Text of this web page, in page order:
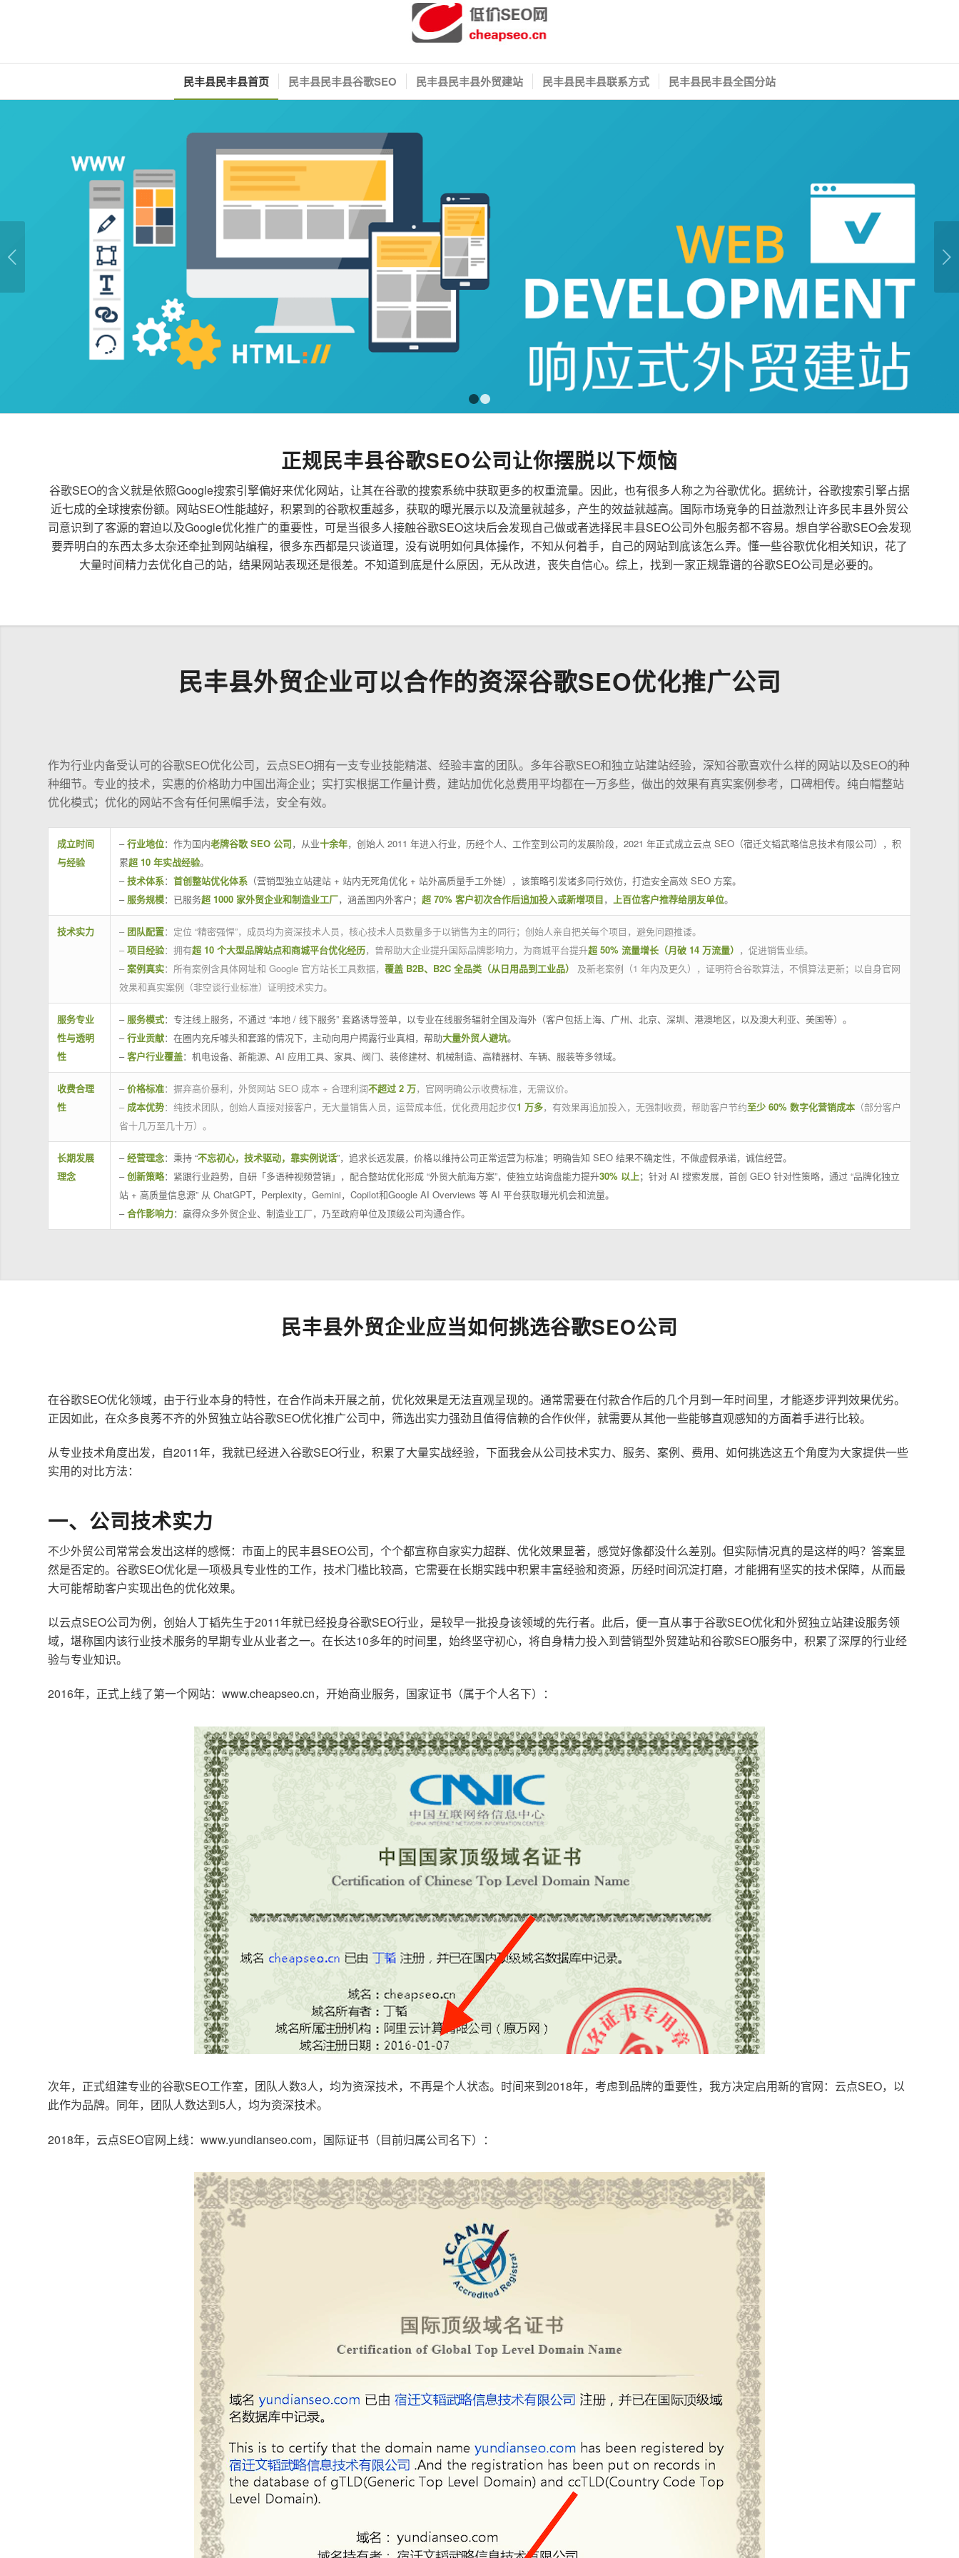
民丰县民丰县首页 民丰县民丰县谷歌SEO 民丰县民丰县外贸建站 民丰县民丰县联系方式 民丰县民丰县全国分站
下一页
正规民丰县谷歌SEO公司让你摆脱以下烦恼
谷歌SEO的含义就是依照Google搜索引擎偏好来优化网站，让其在谷歌的搜索系统中获取更多的权重流量。因此，也有很多人称之为谷歌优化。据统计，谷歌搜索引擎占据
近七成的全球搜索份额。网站SEO性能越好，积累到的谷歌权重越多，获取的曝光展示以及流量就越多，产生的效益就越高。国际市场竞争的日益激烈让许多民丰县外贸公
司意识到了客源的窘迫以及Google优化推广的重要性，可是当很多人接触谷歌SEO这块后会发现自己做或者选择民丰县SEO公司外包服务都不容易。想自学谷歌SEO会发现
要弄明白的东西太多太杂还牵扯到网站编程，很多东西都是只谈道理，没有说明如何具体操作，不知从何着手，自己的网站到底该怎么弄。懂一些谷歌优化相关知识，花了
大量时间精力去优化自己的站，结果网站表现还是很差。不知道到底是什么原因，无从改进，丧失自信心。综上，找到一家正规靠谱的谷歌SEO公司是必要的。
民丰县外贸企业可以合作的资深谷歌SEO优化推广公司
作为行业内备受认可的谷歌SEO优化公司，云点SEO拥有一支专业技能精湛、经验丰富的团队。多年谷歌SEO和独立站建站经验，深知谷歌喜欢什么样的网站以及SEO的种
种细节。专业的技术，实惠的价格助力中国出海企业；实打实根据工作量计费，建站加优化总费用平均都在一万多些，做出的效果有真实案例参考，口碑相传。纯白帽整站
优化模式；优化的网站不含有任何黑帽手法，安全有效。
成立时间
与经验
–行业地位：作为国内老牌谷歌 SEO 公司，从业十余年，创始人 2011 年进入行业，历经个人、工作室到公司的发展阶段，2021 年正式成立云点 SEO（宿迁文韬武略信息技术有限公司），积
累超 10 年实战经验。
–技术体系： 首创整站优化体系 （营销型独立站建站 + 站内无死角优化 + 站外高质量手工外链），该策略引发诸多同行效仿，打造安全高效 SEO 方案。
– 服务规模：已服务超 1000 家外贸企业和制造业工厂，涵盖国内外客户； 超 70% 客户初次合作后追加投入或新增项目， 上百位客户推荐给朋友单位。
技术实力 – 团队配置：定位 “精密强悍”，成员均为资深技术人员，核心技术人员数量多于以销售为主的同行；创始人亲自把关每个项目，避免问题推诿。
– 项目经验：拥有超 10 个大型品牌站点和商城平台优化经历，曾帮助大企业提升国际品牌影响力，为商城平台提升超 50% 流量增长（月破 14 万流量） ，促进销售业绩。
– 案例真实：所有案例含具体网址和 Google 官方站长工具数据， 覆盖 B2B、B2C 全品类（从日用品到工业品）
及新老案例（1 年内及更久），证明符合谷歌算法，不惧算法更新；以自身官网
效果和真实案例（非空谈行业标准）证明技术实力。
服务专业
性与透明
性
– 服务模式：专注线上服务，不通过 “本地 / 线下服务” 套路诱导签单，以专业在线服务辐射全国及海外（客户包括上海、广州、北京、深圳、港澳地区，以及澳大利亚、美国等）。
–行业贡献：在圈内充斥噱头和套路的情况下，主动向用户揭露行业真相，帮助大量外贸人避坑。
–客户行业覆盖：机电设备、新能源、AI 应用工具、家具、阀门、装修建材、机械制造、高精器材、车辆、服装等多领域。
收费合理
性
– 价格标准：摒弃高价暴利，外贸网站 SEO 成本 + 合理利润不超过 2 万，官网明确公示收费标准，无需议价。
– 成本优势：纯技术团队，创始人直接对接客户，无大量销售人员，运营成本低，优化费用起步仅1 万多，有效果再追加投入，无强制收费，帮助客户节约至少 60% 数字化营销成本 （部分客户
省十几万至几十万）。
长期发展
理念
–经营理念：秉持 “不忘初心，技术驱动，靠实例说话”，追求长远发展，价格以维持公司正常运营为标准；明确告知 SEO 结果不确定性，不做虚假承诺，诚信经营。
–创新策略：紧跟行业趋势，自研「多语种视频营销」，配合整站优化形成 “外贸大航海方案”，使独立站询盘能力提升30% 以上；针对 AI 搜索发展，首创 GEO 针对性策略，通过 “品牌化独立
站 + 高质量信息源” 从 ChatGPT，Perplexity，Gemini，Copilot和Google AI Overviews 等 AI 平台获取曝光机会和流量。
–合作影响力：赢得众多外贸企业、制造业工厂，乃至政府单位及顶级公司沟通合作。
民丰县外贸企业应当如何挑选谷歌SEO公司
在谷歌SEO优化领域，由于行业本身的特性，在合作尚未开展之前，优化效果是无法直观呈现的。通常需要在付款合作后的几个月到一年时间里，才能逐步评判效果优劣。
正因如此，在众多良莠不齐的外贸独立站谷歌SEO优化推广公司中，筛选出实力强劲且值得信赖的合作伙伴，就需要从其他一些能够直观感知的方面着手进行比较。
从专业技术角度出发，自2011年，我就已经进入谷歌SEO行业，积累了大量实战经验，下面我会从公司技术实力、服务、案例、费用、如何挑选这五个角度为大家提供一些
实用的对比方法：
一、公司技术实力
不少外贸公司常常会发出这样的感慨：市面上的民丰县SEO公司，个个都宣称自家实力超群、优化效果显著，感觉好像都没什么差别。但实际情况真的是这样的吗？答案显
然是否定的。谷歌SEO优化是一项极具专业性的工作，技术门槛比较高，它需要在长期实践中积累丰富经验和资源，历经时间沉淀打磨，才能拥有坚实的技术保障，从而最
大可能帮助客户实现出色的优化效果。
以云点SEO公司为例，创始人丁韬先生于2011年就已经投身谷歌SEO行业，是较早一批投身该领域的先行者。此后，便一直从事于谷歌SEO优化和外贸独立站建设服务领
域，堪称国内该行业技术服务的早期专业从业者之一。在长达10多年的时间里，始终坚守初心，将自身精力投入到营销型外贸建站和谷歌SEO服务中，积累了深厚的行业经
验与专业知识。
2016年，正式上线了第一个网站：www.cheapseo.cn，开始商业服务，国家证书（属于个人名下）：
次年，正式组建专业的谷歌SEO工作室，团队人数3人，均为资深技术，不再是个人状态。时间来到2018年，考虑到品牌的重要性，我方决定启用新的官网：云点SEO，以
此作为品牌。同年，团队人数达到5人，均为资深技术。
2018年，云点SEO官网上线：www.yundianseo.com，国际证书（目前归属公司名下）：